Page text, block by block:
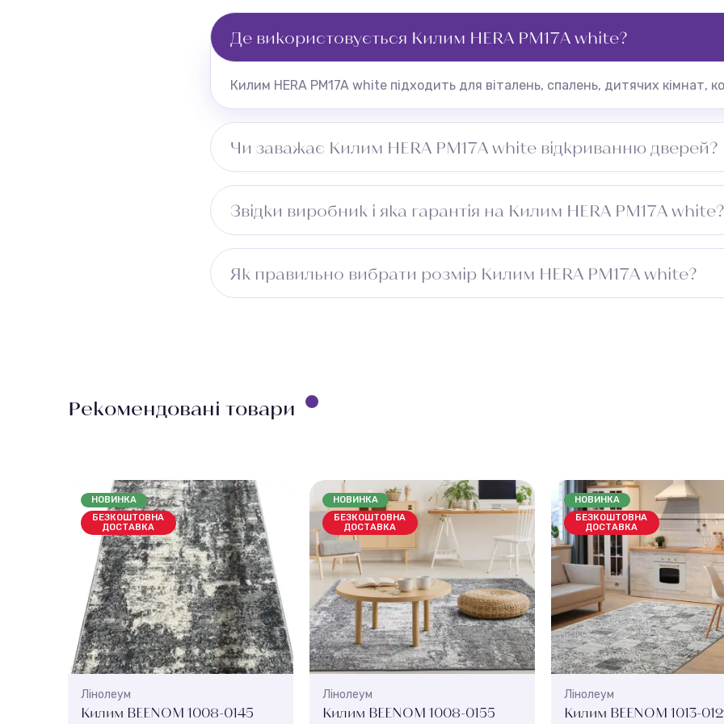
Де використовується Килим HERA PM17A white?
Килим HERA PM17A white підходить для віталень, спалень, дитячих кімнат,
Чи заважає Килим HERA PM17A white відкриванню дверей?
Звідки виробник і яка гарантія на Килим HERA PM17A white?
Повернення можливе протягом 14 днів за умови збереження товарного
Як правильно вибрати розмір Килим HERA PM17A white?
Рекомендовані товари
НОВИНКА
БЕЗКОШТОВНА
ДОСТАВКА
Лінолеум
Килим BEENOM 1008-0145
НОВИНКА
БЕЗКОШТОВНА
ДОСТАВКА
Лінолеум
Килим BEENOM 1008-0155
НОВИНКА
БЕЗКОШТОВНА
ДОСТАВКА
Лінолеум
Килим BEENOM 1013-